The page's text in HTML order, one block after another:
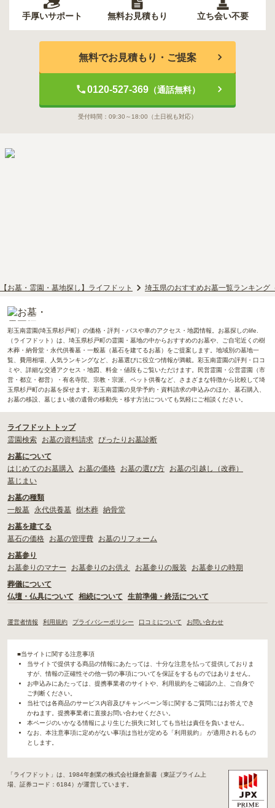
手厚いサポート 無料お見積もり 立ち会い不要
無料でお見積もり・ご提案
0120-527-369（通話無料）
受付時間： 09:30～18:00 （土日祝も対応）
【お墓・霊園・墓地探し】ライフドット 埼玉県のおすすめお墓一覧ランキング
彩玉南霊園(埼玉県杉戸町）の価格・評判・バスや車のアクセス・地図情報。お墓探しのlife.
（ライフドット）は、埼玉県杉戸町の霊園・墓地の中からおすすめのお墓や、ご自宅近くの樹
木葬・納骨堂・永代供養墓・一般墓（墓石を建てるお墓）をご提案します。地域別の墓地一
覧、費用相場、人気ランキングなど、お墓選びに役立つ情報が満載。彩玉南霊園の評判・口コ
ミや、詳細な交通アクセス・地図、料金・値段もご覧いただけます。民営霊園・公営霊園（市
営・都立・都営）・有名寺院、宗教・宗派、ペット供養など、さまざまな特徴から比較して埼
玉県杉戸町のお墓を探せます。彩玉南霊園の見学予約・資料請求の申込みのほか、墓石購入、
お墓の移設、墓じまい後の遺骨の移動先・移す方法についても気軽にご相談ください。
ライフドット トップ
霊園検索
お墓の資料請求 ぴったりお墓診断
お墓について
はじめてのお墓購入
お墓の価格 お墓の選び方
お墓の引越し（改葬）
墓じまい
お墓の種類
一般墓
永代供養墓 樹木葬 納骨堂
お墓を建てる
墓石の価格
お墓の管理費
お墓のリフォーム
お墓参り
お墓参りのマナー
お墓参りのお供え お墓参りの服装
お墓参りの時期
葬儀について
仏壇・仏具について
相続について 生前準備・終活について
運営者情報 利用規約 プライバシーポリシー 口コミについて お問い合わせ
■当サイトに関する注意事項
当サイトで提供する商品の情報にあたっては、十分な注意を払って提供しておりま
すが、情報の正確性その他一切の事項についてを保証をするものではありません。
お申込みにあたっては、提携事業者のサイトや、利用規約をご確認の上、ご自身で
ご判断ください。
当社では各商品のサービス内容及びキャンペーン等に関するご質問にはお答えでき
かねます。提携事業者に直接お問い合わせください。
本ページのいかなる情報により生じた損失に対しても当社は責任を負いません。
なお、本注意事項に定めがない事項は当社が定める「利用規約」 が適用されるもの
とします。
「ライフドット」は、1984年創業の株式会社鎌倉新書（東証プライム上
場、証券コード：6184）が運営しています。